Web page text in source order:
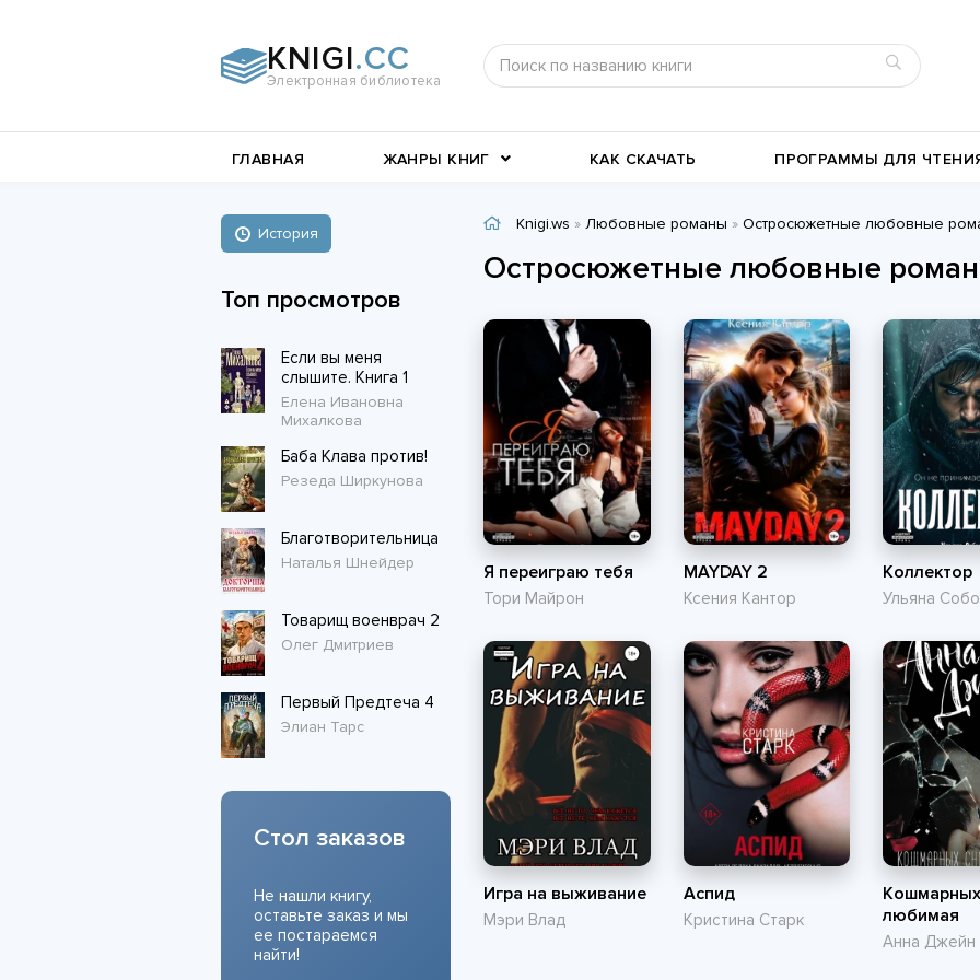
KNIGI.CC
Электронная библиотека
ГЛАВНАЯ ЖАНРЫ КНИГ
Книги о войне
Военное дело География, путевые заметки
Современные любовные
Исторические любовные
романы
Короткие любовные романы Классика жанра
КАК СКАЧАТЬ ПРОГРАММЫ ДЛЯ
Knigi.ws » Любовные романы » Остросюжетные любовные
Остросюжетные любовные
Я переиграю тебя
Тори Майрон
MAYDAY 2
Ксения Кантор
Коллектор
Ульяна
Игра на выживание
Мэри Влад
Аспид
Кристина Старк
любимая
Анна Джейн
История
Топ просмотров
Если вы меня
слышите. Книга 1
Елена Ивановна
Михалкова
Баба Клава против!
Резеда Ширкунова
Благотворительница
Наталья Шнейдер
Товарищ военврач 2
Олег Дмитриев
Первый Предтеча 4
Элиан Тарс
Стол заказов
Не нашли книгу,
оставьте заказ и мы
ее постараемся
найти!
Документальная